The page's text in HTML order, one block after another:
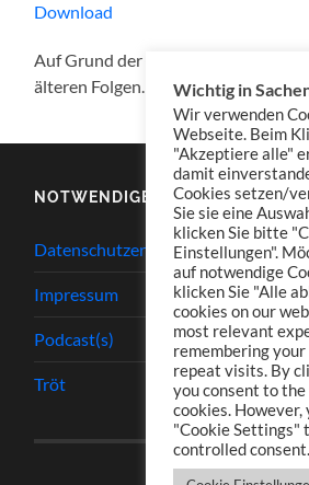
Download
Auf Grund der Feedumstellung
älteren Folgen.
NOTWENDIGES
Datenschutzerklärung
Impressum
Podcast(s)
Tröt
Wichtig in
Wir verwenden
Webseite. Beim
"Akzeptiere alle"
damit
Cookies setzen/
Sie sie eine
klicken Sie bitte
Einstellungen".
auf notwendige
klicken Sie "Alle
cookies on our
most relevant
remembering
repeat visits. By
you consent to the
cookies. However,
"Cookie Settings"
controlled consent.